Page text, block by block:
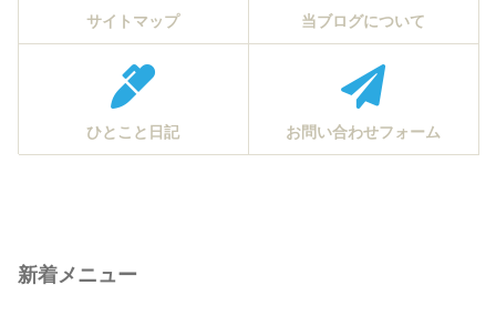
サイトマップ 当ブログについて
ひとこと日記 お問い合わせフォーム
新着メニュー